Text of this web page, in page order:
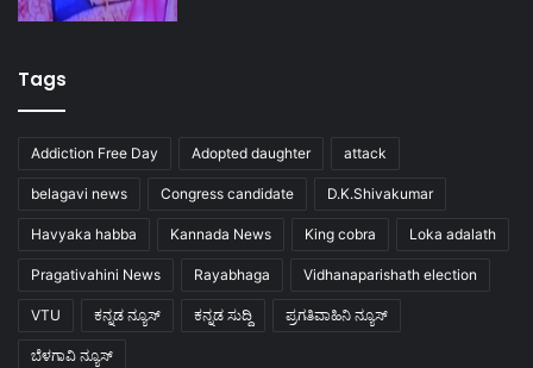
Tags
Addiction Free Day Adopted daughter attack
belagavi news Congress candidate D.K.Shivakumar
Havyaka habba Kannada News King cobra Loka adalath
Pragativahini News Rayabhaga Vidhanaparishath election
VTU ಕನ್ನಡ ನ್ಯೂಸ್ ಕನ್ನಡ ಸುದ್ದಿ ಪ್ರಗತಿವಾಹಿನಿ ನ್ಯೂಸ್
ಬೆಳಗಾವಿ ನ್ಯೂಸ್